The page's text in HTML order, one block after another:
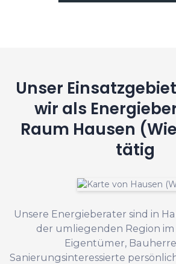
Unser
wir als
Raum Hausen
tätig
Unsere Energieberater sind in
der umliegenden Region im
Eigentümer,
Sanierungsinteressierte